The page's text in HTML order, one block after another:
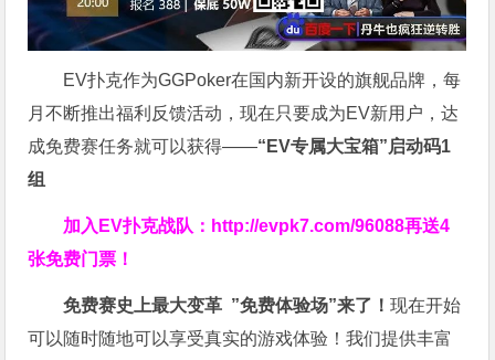
EV扑克作为GGPoker在国内新开设的旗舰品牌，每
月不断推出福利反馈活动，现在只要成为EV新用户，达
成免费赛任务就可以获得——“EV专属大宝箱”启动码1
组
加入EV扑克战队： http://evpk7.com/96088再送4
张免费门票！
免费赛史上最大变革 ”免费体验场”来了！现在开始
可以随时随地可以享受真实的游戏体验！我们提供丰富